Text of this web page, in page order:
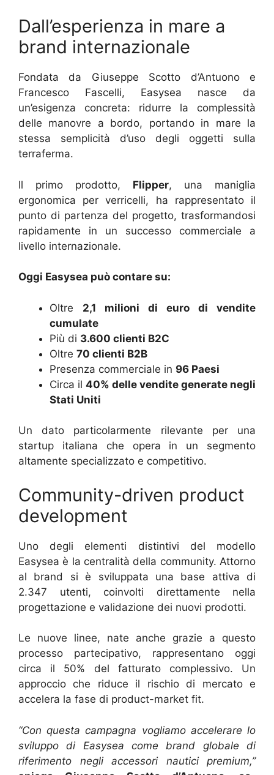
Dall’esperienza in mare a
brand internazionale
Fondata da Giuseppe Scotto d’Antuono e
Francesco Fascelli, Easysea nasce da
un’esigenza concreta: ridurre la complessità
delle manovre a bordo, portando in mare la
stessa semplicità d’uso degli oggetti sulla
terraferma.
Il primo prodotto, Flipper, una maniglia
ergonomica per verricelli, ha rappresentato il
punto di partenza del progetto, trasformandosi
rapidamente in un successo commerciale a
livello internazionale.
Oggi Easysea può contare su:
Oltre 2,1 milioni di euro di vendite
cumulate
Più di 3.600 clienti B2C
Oltre 70 clienti B2B
Presenza commerciale in 96 Paesi
Circa il 40% delle vendite generate negli
Stati Uniti
Un dato particolarmente rilevante per una
startup italiana che opera in un segmento
altamente specializzato e competitivo.
Community-driven product
development
Uno degli elementi distintivi del modello
Easysea è la centralità della community. Attorno
al brand si è sviluppata una base attiva di
2.347 utenti, coinvolti direttamente nella
progettazione e validazione dei nuovi prodotti.
Le nuove linee, nate anche grazie a questo
processo partecipativo, rappresentano oggi
circa il 50% del fatturato complessivo. Un
approccio che riduce il rischio di mercato e
accelera la fase di product-market fit.
“Con questa campagna vogliamo accelerare lo
sviluppo di Easysea come brand globale di
riferimento negli accessori nautici premium,”